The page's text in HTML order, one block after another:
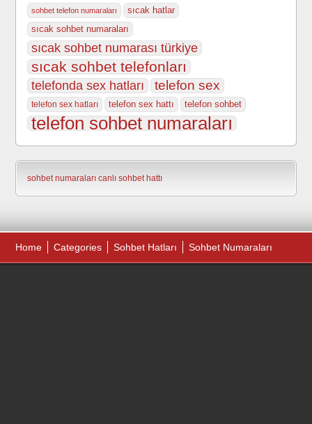
sohbet telefon numaraları
sıcak hatlar
sıcak sohbet numaraları
sıcak sohbet numarası türkiye
sıcak sohbet telefonları
telefonda sex hatları telefon sex
telefon sex hatları telefon sex hattı telefon sohbet
telefon sohbet numaraları
sohbet numaraları canlı sohbet hattı
Home Categories Sohbet Hatları Sohbet Numaraları